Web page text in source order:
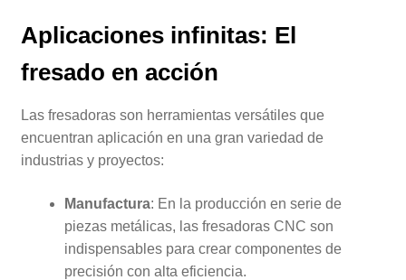
Aplicaciones infinitas: El
fresado en acción
Las fresadoras son herramientas versátiles que
encuentran aplicación en una gran variedad de
industrias y proyectos:
Manufactura: En la producción en serie de
piezas metálicas, las fresadoras CNC son
indispensables para crear componentes de
precisión con alta eficiencia.